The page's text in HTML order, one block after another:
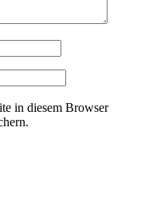
in diesem Browser